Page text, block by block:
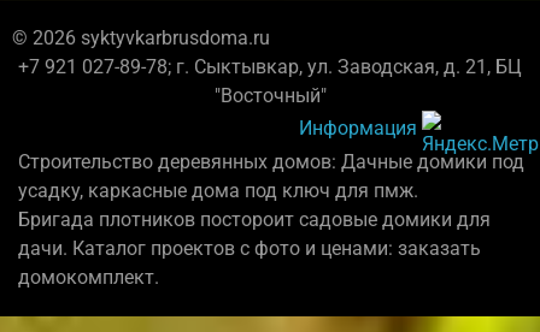
© 2026 syktyvkarbrusdoma.ru
+7 921 027-89-78; г. Сыктывкар, ул. Заводская, д. 21, БЦ
"Восточный"
Информация
Строительство деревянных домов: Дачные домики под
усадку, каркасные дома под ключ для пмж.
Бригада плотников постороит садовые домики для
дачи. Каталог проектов с фото и ценами: заказать
домокомплект.